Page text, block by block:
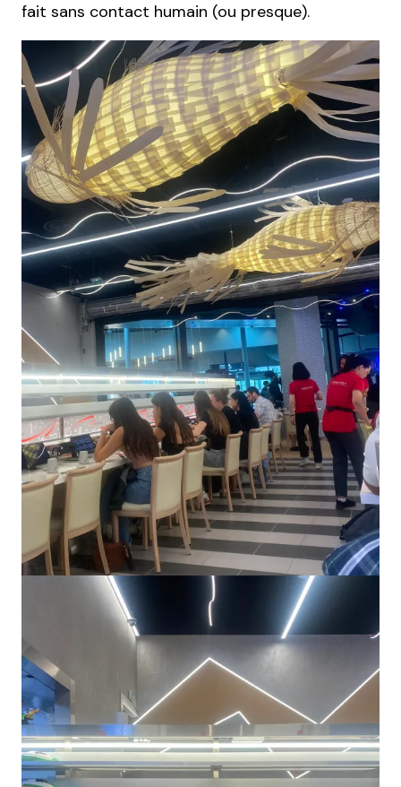
fait sans contact humain (ou presque).